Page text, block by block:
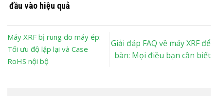
đầu vào hiệu quả
Máy XRF bị rung do máy ép:
Tối ưu độ lặp lại và Case
RoHS nội bộ
Giải đáp FAQ về máy XRF để
bàn: Mọi điều bạn cần biết